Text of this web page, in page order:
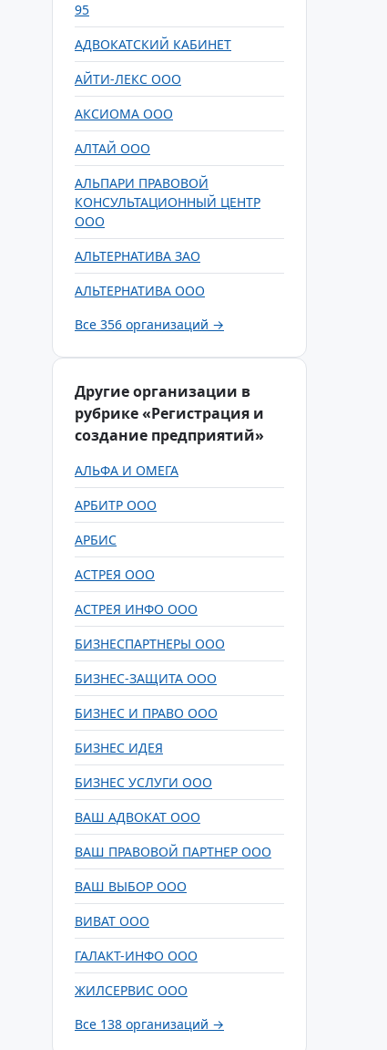
95
АДВОКАТСКИЙ КАБИНЕТ
АЙТИ-ЛЕКС ООО
АКСИОМА ООО
АЛТАЙ ООО
АЛЬПАРИ ПРАВОВОЙ
КОНСУЛЬТАЦИОННЫЙ ЦЕНТР
ООО
АЛЬТЕРНАТИВА ЗАО
АЛЬТЕРНАТИВА ООО
Все 356 организаций →
Другие организации в
рубрике «Регистрация и
создание предприятий»
АЛЬФА И ОМЕГА
АРБИТР ООО
АРБИС
АСТРЕЯ ООО
АСТРЕЯ ИНФО ООО
БИЗНЕСПАРТНЕРЫ ООО
БИЗНЕС-ЗАЩИТА ООО
БИЗНЕС И ПРАВО ООО
БИЗНЕС ИДЕЯ
БИЗНЕС УСЛУГИ ООО
ВАШ АДВОКАТ ООО
ВАШ ПРАВОВОЙ ПАРТНЕР ООО
ВАШ ВЫБОР ООО
ВИВАТ ООО
ГАЛАКТ-ИНФО ООО
ЖИЛСЕРВИС ООО
Все 138 организаций →